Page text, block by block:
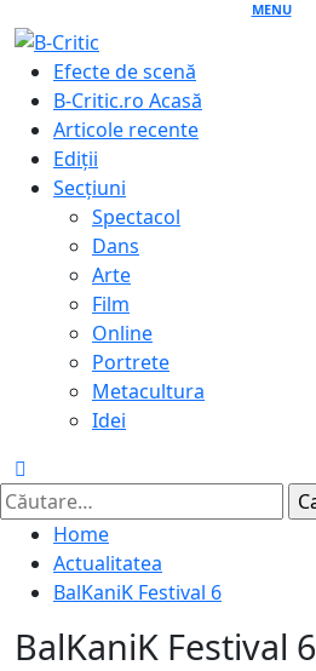
to
content
MENU
Primary
Menu
Efecte de scenă
B-Critic.ro Acasă
Articole recente
Ediții
Secțiuni
Spectacol
Dans
Arte
Film
Online
Portrete
Metacultura
Idei
Caută
după:Home
Actualitatea
BalKaniK Festival 6
BalKaniK Festival 6